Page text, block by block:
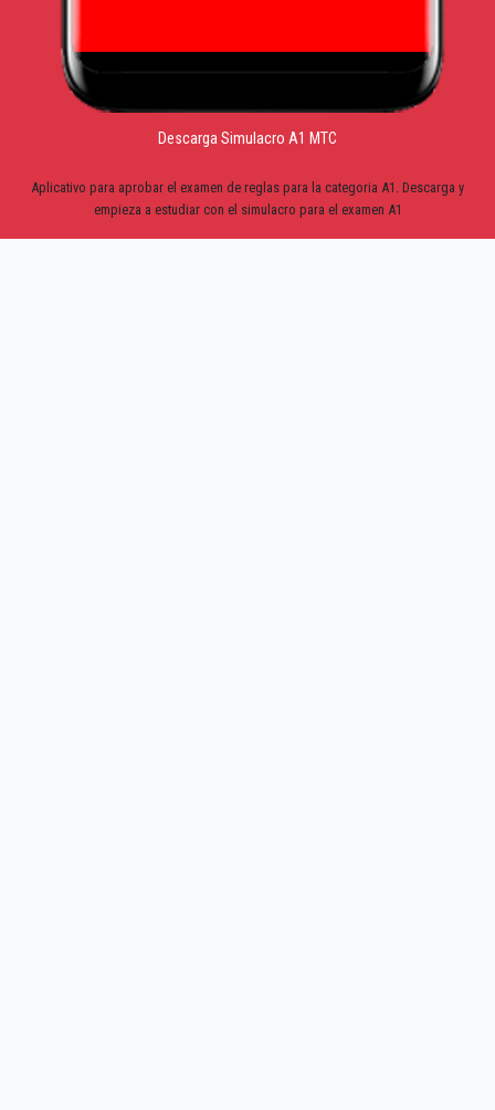
Descarga Simulacro A1 MTC
Aplicativo para aprobar el examen de reglas para la categoria A1. Descarga y
empieza a estudiar con el simulacro para el examen A1